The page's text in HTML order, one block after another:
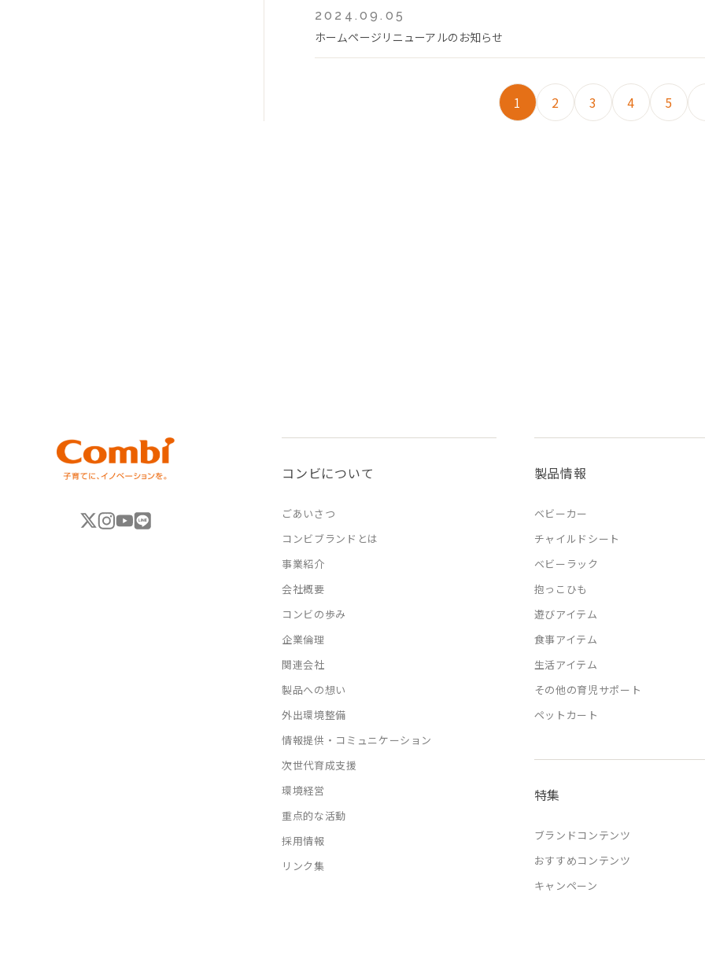
2024.09.05
ホームページリニューアルのお知らせ
1 2 3 4 5
コンビについて
ごあいさつ
コンビブランドとは
事業紹介
会社概要
コンビの歩み
企業倫理
関連会社
製品への想い
外出環境整備
情報提供・コミュニケーション
次世代育成支援
環境経営
重点的な活動
採用情報
リンク集
製品情報
ベビーカー
チャイルドシート
ベビーラック
抱っこひも
遊びアイテム
食事アイテム
生活アイテム
その他の育児サポート
ペットカート
特集
ブランドコンテンツ
おすすめコンテンツ
キャンペーン